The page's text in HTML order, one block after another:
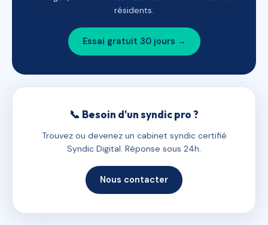
résidents.
Essai gratuit 30 jours →
📞 Besoin d'un syndic pro ?
Trouvez ou devenez un cabinet syndic certifié
Syndic Digital. Réponse sous 24h.
Nous contacter